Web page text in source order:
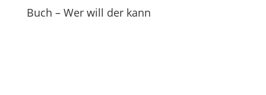
Buch – Wer will der kann